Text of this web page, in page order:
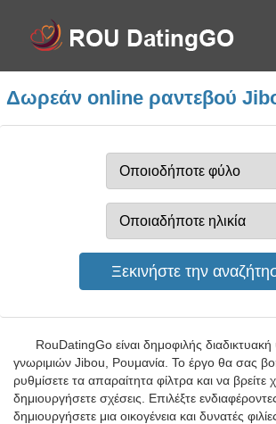
Δωρεάν online ραντεβού
RouDatingGo είναι δημοφιλής
γνωριμιών Jibou, Ρουμανία. Το έργο θα σας
ρυθμίσετε τα απαραίτητα φίλτρα και να βρείτε
δημιουργήσετε σχέσεις. Επιλέξτε
δημιουργήσετε μια οικογένεια και δυνατές